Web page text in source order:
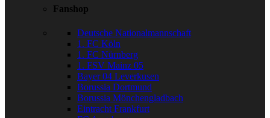
Fanshop
Deutsche Nationalmannschaft
1. FC Köln
1. FC Nürnberg
1. FSV Mainz 05
Bayer 04 Leverkusen
Borussia Dortmund
Borussia Mönchengladbach
Eintracht Frankfurt